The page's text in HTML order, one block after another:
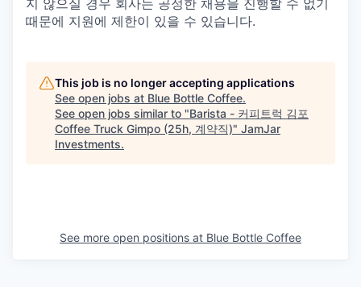
지 않으실 경우 회사는 공정한 채용을 진행할 수 없기
때문에 지원에 제한이 있을 수 있습니다.
This job is no longer accepting applications
See open jobs at Blue Bottle Coffee.
See open jobs similar to "Barista - 커피트럭 김포
Coffee Truck Gimpo (25h, 계약직)" JamJar
Investments.
See more open positions at Blue Bottle Coffee